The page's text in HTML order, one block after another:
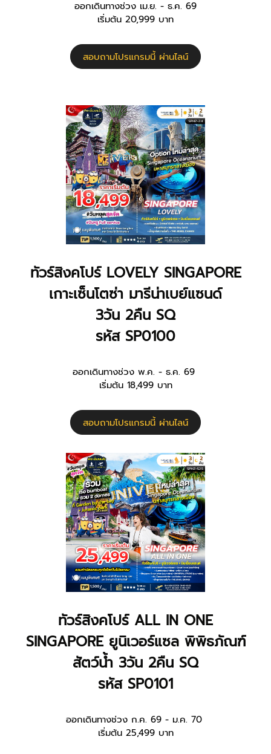
ออกเดินทางช่วง เม.ย. - ธ.ค. 69
เริ่มต้น 20,999 บาท
สอบถามโปรแกรมนี้ ผ่านไลน์
ทัวร์สิงคโปร์ LOVELY SINGAPORE
เกาะเซ็นโตซ่า มารีน่าเบย์แซนด์
3วัน 2คืน SQ
รหัส SP0100
ออกเดินทางช่วง พ.ค. - ธ.ค. 69
เริ่มต้น 18,499 บาท
สอบถามโปรแกรมนี้ ผ่านไลน์
ทัวร์สิงคโปร์ ALL IN ONE
SINGAPORE ยูนิเวอร์แซล พิพิธภัณฑ์
สัตว์น้ำ 3วัน 2คืน SQ
รหัส SP0101
ออกเดินทางช่วง ก.ค. 69 - ม.ค. 70
เริ่มต้น 25,499 บาท